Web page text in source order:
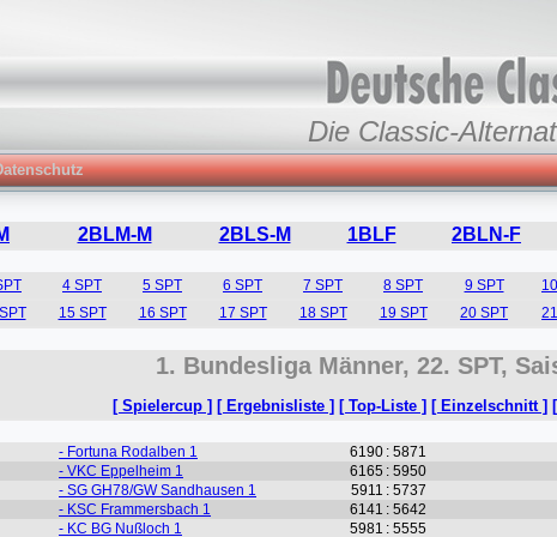
Die Classic-